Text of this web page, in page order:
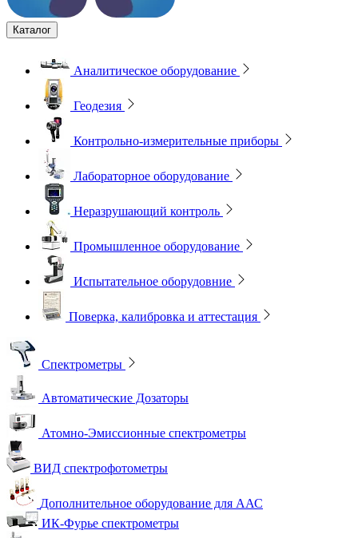
Каталог
Аналитическое оборудование
Геодезия
Контрольно-измерительные приборы
Лабораторное оборудование
Неразрушающий контроль
Промышленное оборудование
Испытательное оборудовние
Поверка, калибровка и аттестация
Спектрометры
Автоматические Дозаторы
Атомно-Эмиссионные спектрометры
ВИД спектрофотометры
Дополнительное оборудование для ААС
ИК-Фурье спектрометры